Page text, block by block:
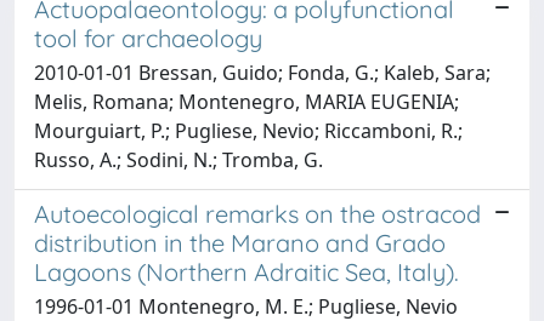
Actuopalaeontology: a polyfunctional
tool for archaeology
2010-01-01 Bressan, Guido; Fonda, G.; Kaleb, Sara;
Melis, Romana; Montenegro, MARIA EUGENIA;
Mourguiart, P.; Pugliese, Nevio; Riccamboni, R.;
Russo, A.; Sodini, N.; Tromba, G.
Autoecological remarks on the ostracod
distribution in the Marano and Grado
Lagoons (Northern Adraitic Sea, Italy).
1996-01-01 Montenegro, M. E.; Pugliese, Nevio